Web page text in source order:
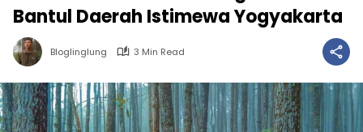
Bantul Daerah Istimewa Yogyakarta
Bloglinglung 3 Min Read